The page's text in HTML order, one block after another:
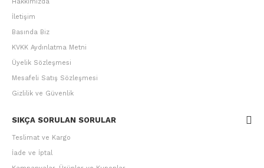
İletişim
Basında Biz
KVKK Aydınlatma Metni
Üyelik Sözleşmesi
Mesafeli Satış Sözleşmesi
Gizlilik ve Güvenlik
SIKÇA SORULAN SORULAR
Teslimat ve Kargo
İade ve İptal